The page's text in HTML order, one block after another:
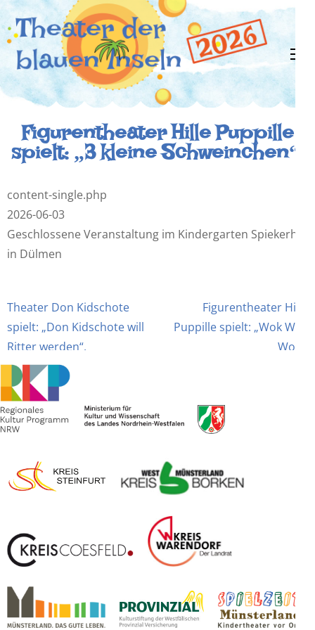
Zum
Inhalt
springen
(Enter
drücken)
Theater der
blauen
Coronazeiten!
Figurentheater Hille Puppille
spielt: „3 kleine Schweinchen“.
content-single.php
2026-06-03
Geschlossene Veranstaltung im Kindergarten Spiekerhof
in Dülmen
Beitragsnavigation
Theater Don Kidschote
spielt: „Don Kidschote will
Ritter werden“.
Figurentheater Hille
Puppille spielt: „Wok Wok
Wok“.